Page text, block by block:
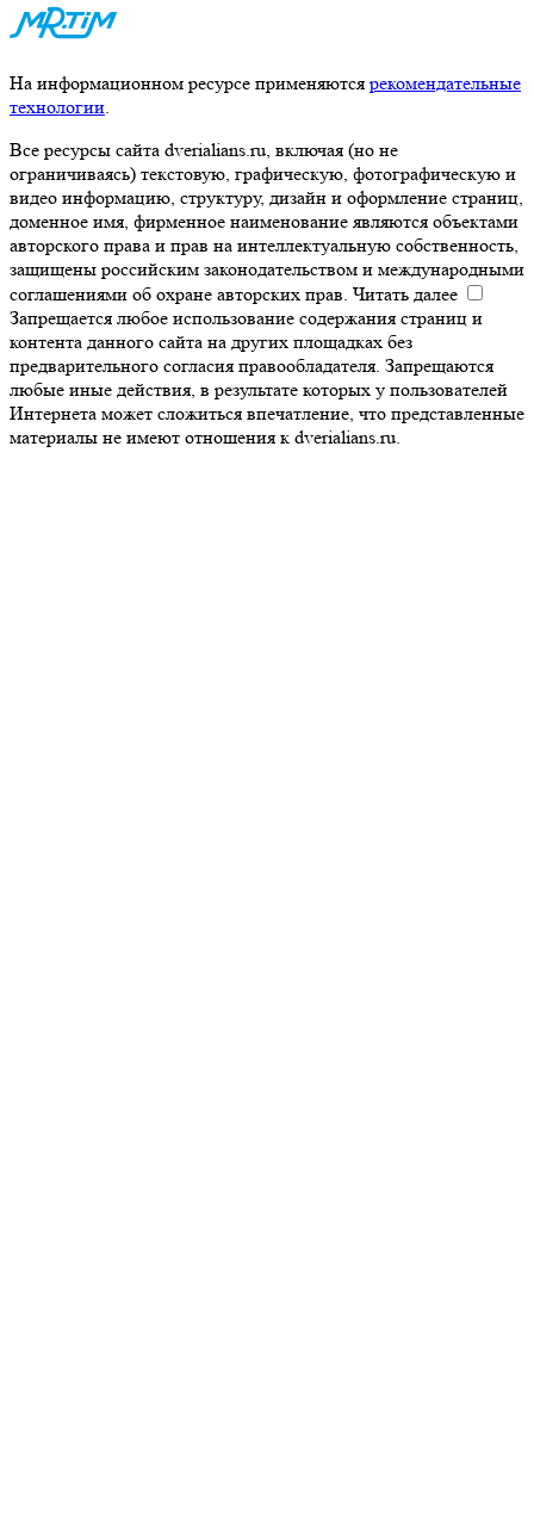
На информационном ресурсе применяются рекомендательные
технологии.
Все ресурсы сайта dverialians.ru, включая (но не
ограничиваясь) текстовую, графическую, фотографическую и
видео информацию, структуру, дизайн и оформление страниц,
доменное имя, фирменное наименование являются объектами
авторского права и прав на интеллектуальную собственность,
защищены российским законодательством и международными
соглашениями об охране авторских прав. Читать далее
Запрещается любое использование содержания страниц и
контента данного сайта на других площадках без
предварительного согласия правообладателя. Запрещаются
любые иные действия, в результате которых у пользователей
Интернета может сложиться впечатление, что представленные
материалы не имеют отношения к dverialians.ru.